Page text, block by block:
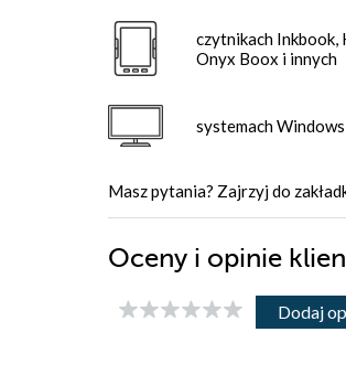
czytnikach Inkbook,
Onyx Boox i innych
systemach
Masz pytania? Zajrzyj do
Oceny i opinie
Dodaj